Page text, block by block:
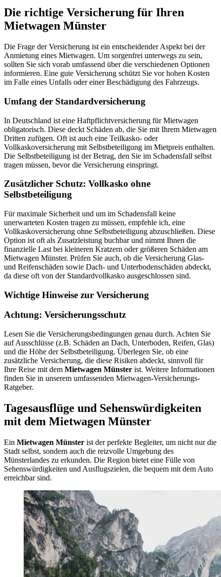
Die richtige Versicherung für Ihren
Mietwagen Münster
Die Frage der Versicherung ist ein entscheidender Aspekt bei der
Anmietung eines Mietwagen. Um sorgenfrei unterwegs zu sein,
sollten Sie sich vorab umfassend über die verschiedenen Optionen
informieren. Eine gute Versicherung schützt Sie vor hohen Kosten
im Falle eines Unfalls oder einer Beschädigung des Fahrzeugs.
Umfang der Standardversicherung
In Deutschland ist eine Haftpflichtversicherung für Mietwagen
obligatorisch. Diese deckt Schäden ab, die Sie mit Ihrem Mietwagen
Dritten zufügen. Oft ist auch eine Teilkasko- oder
Vollkaskoversicherung mit Selbstbeteiligung im Mietpreis enthalten.
Die Selbstbeteiligung ist der Betrag, den Sie im Schadensfall selbst
tragen müssen, bevor die Versicherung einspringt.
Zusätzlicher Schutz: Vollkasko ohne
Selbstbeteiligung
Für maximale Sicherheit und um im Schadensfall keine
unerwarteten Kosten tragen zu müssen, empfehle ich, eine
Vollkaskoversicherung ohne Selbstbeteiligung abzuschließen. Diese
Option ist oft als Zusatzleistung buchbar und nimmt Ihnen die
finanzielle Last bei kleineren Kratzern oder größeren Schäden am
Mietwagen Münster. Prüfen Sie auch, ob die Versicherung Glas-
und Reifenschäden sowie Dach- und Unterbodenschäden abdeckt,
da diese oft von der Standardvollkasko ausgeschlossen sind.
Wichtige Hinweise zur Versicherung
Achtung: Versicherungsschutz
Lesen Sie die Versicherungsbedingungen genau durch. Achten Sie
auf Ausschlüsse (z.B. Schäden an Dach, Unterboden, Reifen, Glas)
und die Höhe der Selbstbeteiligung. Überlegen Sie, ob eine
zusätzliche Versicherung, die diese Risiken abdeckt, sinnvoll für
Ihre Reise mit dem Mietwagen Münster ist. Weitere Informationen
finden Sie in unserem umfassenden Mietwagen-Versicherungs-
Ratgeber.
Tagesausflüge und Sehenswürdigkeiten
mit dem Mietwagen Münster
Ein Mietwagen Münster ist der perfekte Begleiter, um nicht nur die
Stadt selbst, sondern auch die reizvolle Umgebung des
Münsterlandes zu erkunden. Die Region bietet eine Fülle von
Sehenswürdigkeiten und Ausflugszielen, die bequem mit dem Auto
erreichbar sind.